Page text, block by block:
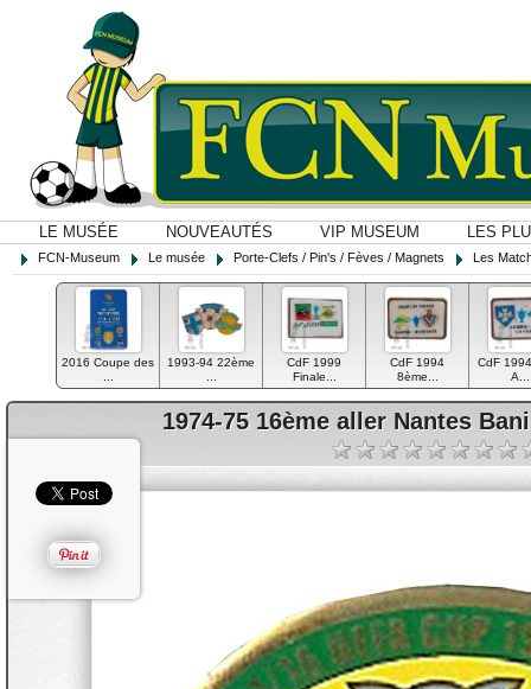
LE MUSÉE NOUVEAUTÉS VIP MUSEUM LES
FCN-Museum Le musée Porte-Clefs / Pin's / Fèves / Magnets Les
2016 Coupe des
1993-94 22ème
CdF 1999
Finale...
CdF 1994
8ème...
CdF
A...
1974-75 16ème aller Nantes